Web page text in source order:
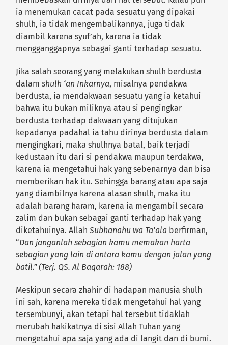
ia menemukan cacat pada sesuatu yang dipakai
shulh, ia tidak mengembalikannya, juga tidak
diambil karena syuf’ah, karena ia tidak
mengganggapnya sebagai ganti terhadap sesuatu.
Jika salah seorang yang melakukan shulh berdusta
dalamshulh ‘an Inkarnya, misalnya pendakwa
berdusta, ia mendakwaan sesuatu yang ia ketahui
bahwa itu bukan miliknya atau si pengingkar
berdusta terhadap dakwaan yang ditujukan
kepadanya padahal ia tahu dirinya berdusta dalam
mengingkari, maka shulhnya batal, baik terjadi
kedustaan itu dari si pendakwa maupun terdakwa,
karena ia mengetahui hak yang sebenarnya dan bisa
memberikan hak itu. Sehingga barang atau apa saja
yang diambilnya karena alasan shulh, maka itu
adalah barang haram, karena ia mengambil secara
zalim dan bukan sebagai ganti terhadap hak yang
diketahuinya. AllahSubhanahu wa Ta’ala berfirman,
“Dan janganlah sebagian kamu memakan harta
sebagian yang lain di antara kamu dengan jalan yang
batil.” (Terj. QS. Al Baqarah: 188)
Meskipun secara zhahir di hadapan manusia shulh
ini sah, karena mereka tidak mengetahui hal yang
tersembunyi, akan tetapi hal tersebut tidaklah
merubah hakikatnya di sisi Allah Tuhan yang
mengetahui apa saja yang ada di langit dan di bumi.